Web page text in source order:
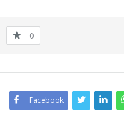
0
Facebook